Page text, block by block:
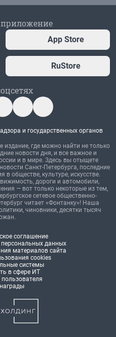
App Store
RuStore
и государственных органов
издание, где можно найти не только
новости дня, и все важное и
и в мире. Здесь вы отыщете
Санкт-Петербурга, последние
в обществе, культуре, искусстве.
дороги и автомобили,
— вот только некоторые из тем,
сетевое общественно-
читает «Фонтанку»! Наша
чиновники, десятки тысяч
соглашение
данных
материалов сайта
cookies
системы
в сфере ИТ